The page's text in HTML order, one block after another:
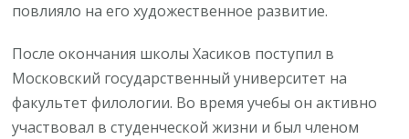
повлияло на его художественное развитие.
После окончания школы Хасиков поступил в
Московский государственный университет на
факультет филологии. Во время учебы он активно
участвовал в студенческой жизни и был членом